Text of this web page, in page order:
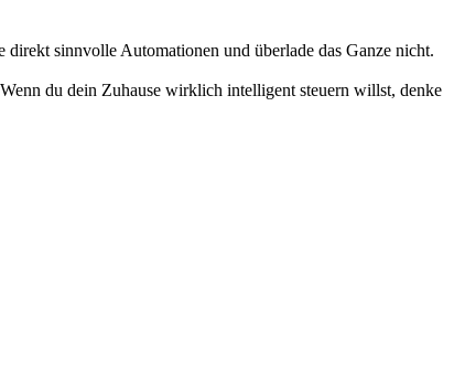
sinnvolle Automationen und überlade das Ganze nicht.
du dein Zuhause wirklich intelligent steuern willst, denke